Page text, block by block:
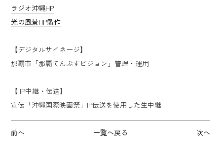
ラジオ沖縄HP
光の風景HP製作
【デジタルサイネージ】
那覇市「那覇てんぶすビジョン」管理・運用
【 IP中継・伝送】
宣伝「沖縄国際映画祭」IP伝送を使用した生中継
前へ 一覧へ戻る 次へ